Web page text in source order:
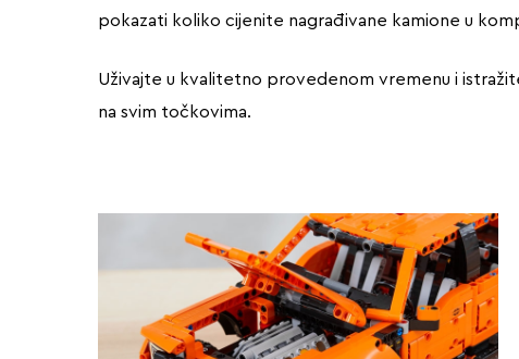
pokazati koliko cijenite nagrađivane kamione u
Uživajte u kvalitetno provedenom vremenu i
na svim točkovima.